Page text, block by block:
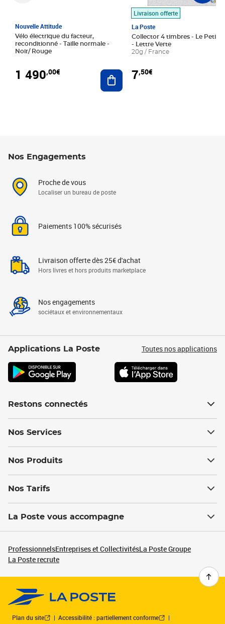
Nouvelle Attitude
Vélo électrique du facteur,
reconditionné - Taille normale -
Noir/ Rouge
1 490,00€ Ajouter au panier
Livraison offerte
La Poste
Collector 4 timbres - Le Petit
- Lettre Verte
20g / France
7,50€
Nos Engagements
Proche de vous
Localiser un bureau de poste
Paiements 100% sécurisés
Livraison offerte dès 25€ d'achat
Hors livres et hors produits marketplace
Nos engagements
sociétaux et environnementaux
Applications La Poste Toutes nos applications
Restons connectés
Nos Services
Nos Produits
Nos Tarifs
La Poste vous accompagne
ProfessionnelsEntreprises et CollectivitésLa Poste Groupe
La Poste recrute
Plan du site
Accessibilité : partiellement conforme